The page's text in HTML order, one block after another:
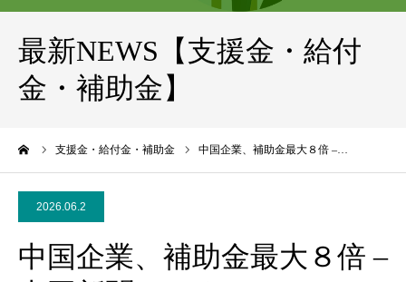
最新NEWS【支援金・給付
金・補助金】
支援金・給付金・補助金 中国企業、補助金最大８倍 –…
2026.06.2
中国企業、補助金最大８倍 –